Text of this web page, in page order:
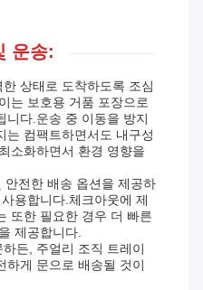
운송:
상태로 도착하도록 조심
는 보호용 거품 포장으로
니다.운송 중 이동을 방지
는 컴팩트하면서도 내구성
소화하면서 환경 영향을
전한 배송 옵션을 제공하
용합니다.체크아웃에 제
또한 필요한 경우 더 빠른
제공합니다.
든, 주얼리 조직 트레이
하게 문으로 배송될 것이